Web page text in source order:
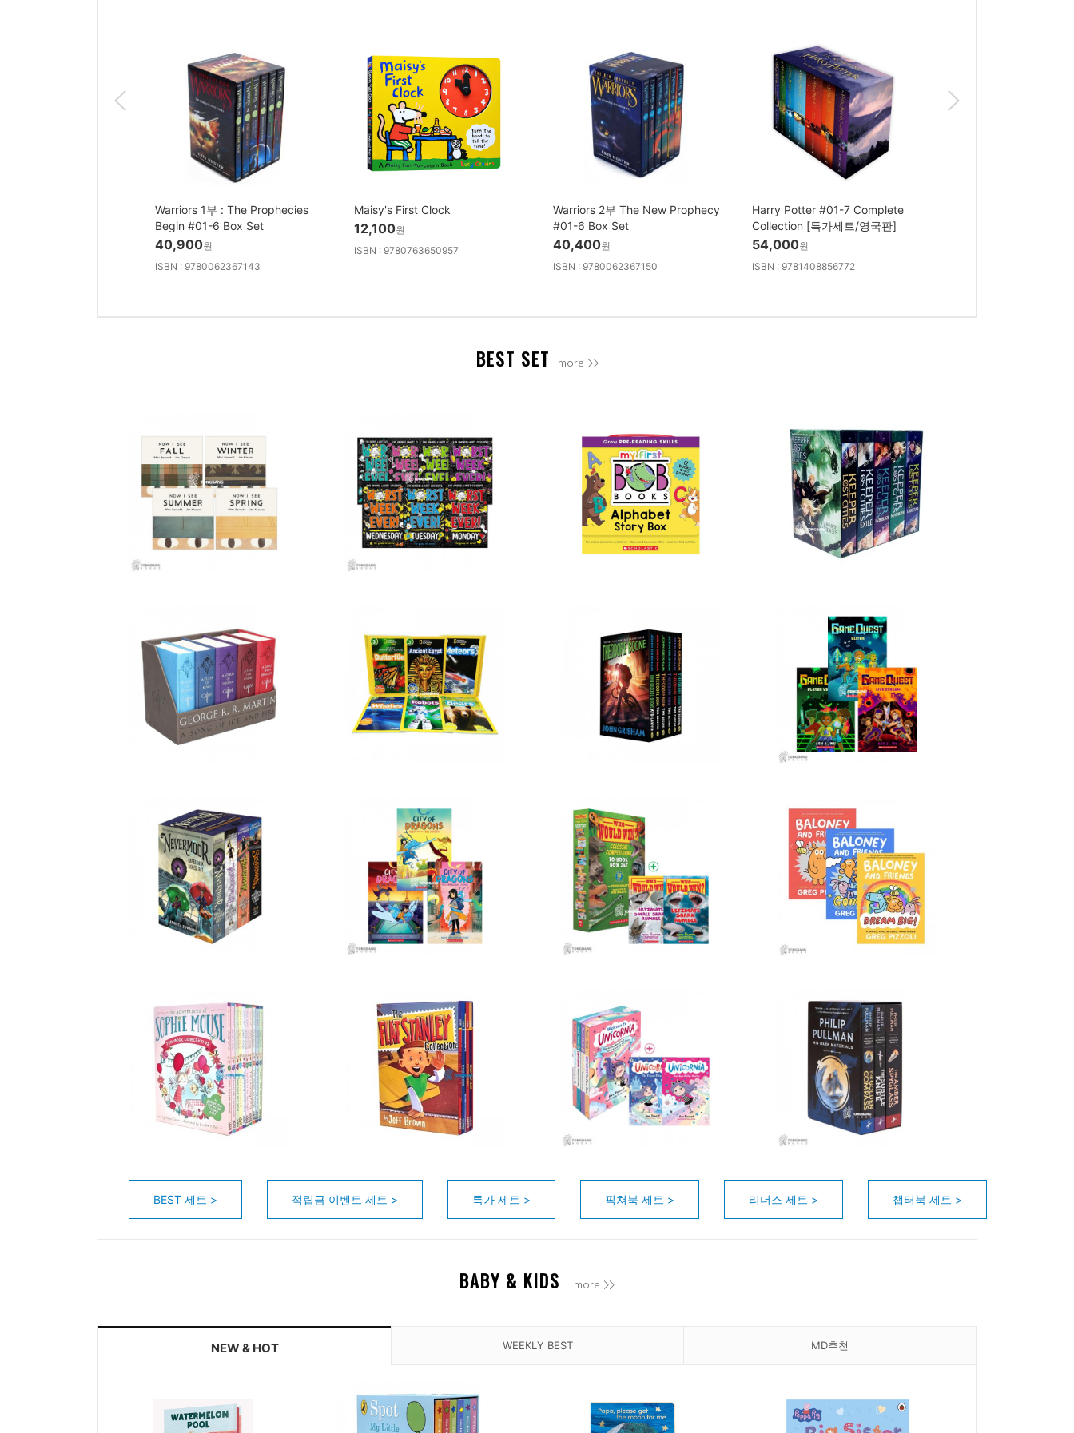
Warriors 1부 : The Prophecies
Begin #01-6 Box Set
40,900원
ISBN : 9780062367143
Maisy's First Clock
12,100원
ISBN : 9780763650957
Warriors 2부 The New Prophecy
#01-6 Box Set
40,400원
ISBN : 9780062367150
Harry Potter #01-7 Complete
Collection [특가세트/영국판]
54,000원
ISBN : 9781408856772
BEST SET more >>
BEST 세트 > 적립금 이벤트 세트 > 특가 세트 > 픽쳐북 세트 > 리더스 세트 > 챕터북 세트 >
BABY & KIDS more >>
NEW & HOT WEEKLY BEST MD추천